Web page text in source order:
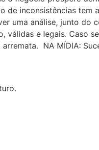
de inconsistências
uma análise, junto
válidas e legais. Caso
NA MÍDIA: